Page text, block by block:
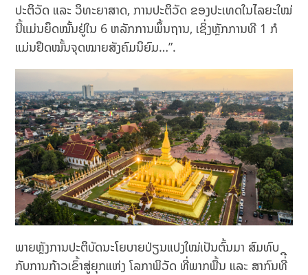
ປະຕິວັດ ແລະ ວິທະຍາສາດ, ການປະຕິວັດ ຂອງປະເທດໃນໄລຍະໃໝ່
ນີ້ແມ່ນຍຶດໝັ້ນຢູ່ໃນ 6 ຫລັກການພຶ້ນຖານ, ເຊິ່ງຫຼັກການທີ 1 ກໍ
ແມ່ນຢຶດໝັ້ນຈຸດໝາຍສັງຄົມນິຍົມ…”.
ພາຍຫຼັງການປະຕິບັດນະໂຍບາຍປ່ຽນແປງໃໝ່ເປັນຕົ້ນມາ ສົມທົບ
ກັບການກ້າວເຂົ້າສູ່ຍຸກແຫ່ງ ໂລກາພິວັດ ທີ່ພາກພື້ນ ແລະ ສາກົນທີ່ີ